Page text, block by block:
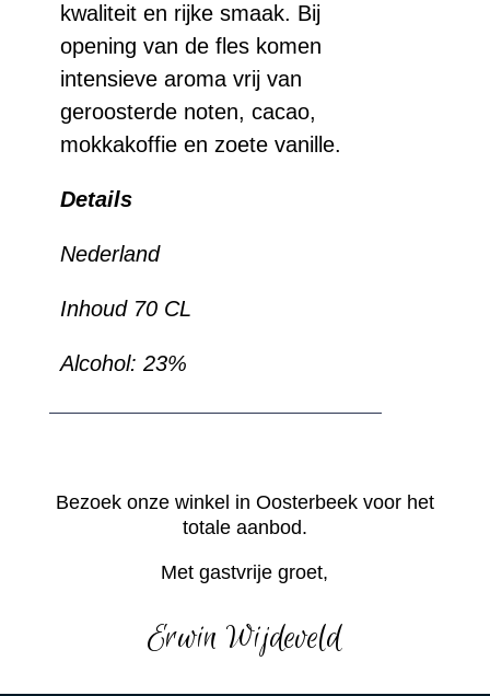
kwaliteit en rijke smaak. Bij
opening van de fles komen
intensieve aroma vrij van
geroosterde noten, cacao,
mokkakoffie en zoete vanille.
Details
Nederland
Inhoud 70 CL
Alcohol: 23%
Bezoek onze winkel in Oosterbeek voor het
totale aanbod.
Met gastvrije groet,
Erwin Wijdeveld